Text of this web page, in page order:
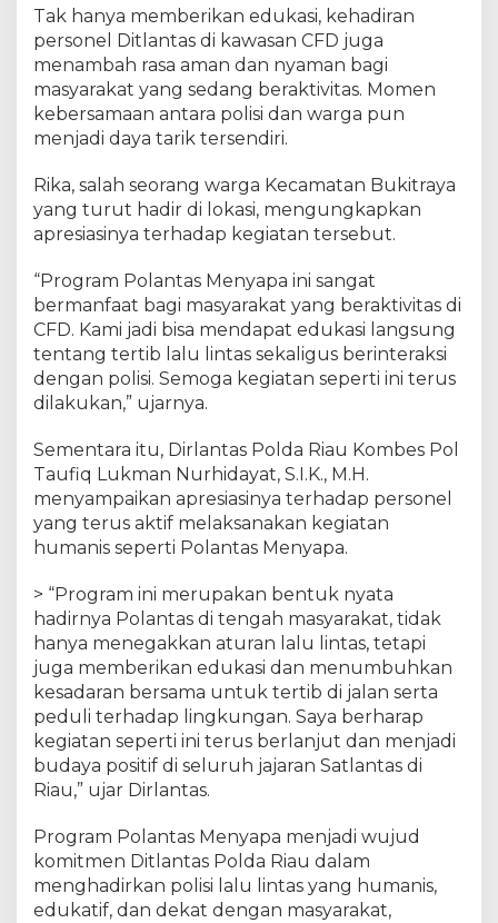
Tak hanya memberikan edukasi, kehadiran
personel Ditlantas di kawasan CFD juga
menambah rasa aman dan nyaman bagi
masyarakat yang sedang beraktivitas. Momen
kebersamaan antara polisi dan warga pun
menjadi daya tarik tersendiri.
Rika, salah seorang warga Kecamatan Bukitraya
yang turut hadir di lokasi, mengungkapkan
apresiasinya terhadap kegiatan tersebut.
“Program Polantas Menyapa ini sangat
bermanfaat bagi masyarakat yang beraktivitas di
CFD. Kami jadi bisa mendapat edukasi langsung
tentang tertib lalu lintas sekaligus berinteraksi
dengan polisi. Semoga kegiatan seperti ini terus
dilakukan,” ujarnya.
Sementara itu, Dirlantas Polda Riau Kombes Pol
Taufiq Lukman Nurhidayat, S.I.K., M.H.
menyampaikan apresiasinya terhadap personel
yang terus aktif melaksanakan kegiatan
humanis seperti Polantas Menyapa.
> “Program ini merupakan bentuk nyata
hadirnya Polantas di tengah masyarakat, tidak
hanya menegakkan aturan lalu lintas, tetapi
juga memberikan edukasi dan menumbuhkan
kesadaran bersama untuk tertib di jalan serta
peduli terhadap lingkungan. Saya berharap
kegiatan seperti ini terus berlanjut dan menjadi
budaya positif di seluruh jajaran Satlantas di
Riau,” ujar Dirlantas.
Program Polantas Menyapa menjadi wujud
komitmen Ditlantas Polda Riau dalam
menghadirkan polisi lalu lintas yang humanis,
edukatif, dan dekat dengan masyarakat,